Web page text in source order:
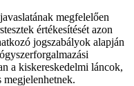
megfelelően
értékesítését azon
jogszabályok alapján
a kiskereskedelmi láncok,